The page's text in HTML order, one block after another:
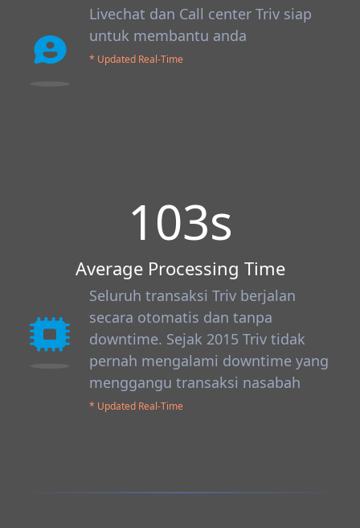
Livechat dan Call center Triv siap
untuk membantu anda
* Updated Real-Time
103s
Average Processing Time
Seluruh transaksi Triv berjalan
secara otomatis dan tanpa
downtime. Sejak 2015 Triv tidak
pernah mengalami downtime yang
menggangu transaksi nasabah
* Updated Real-Time